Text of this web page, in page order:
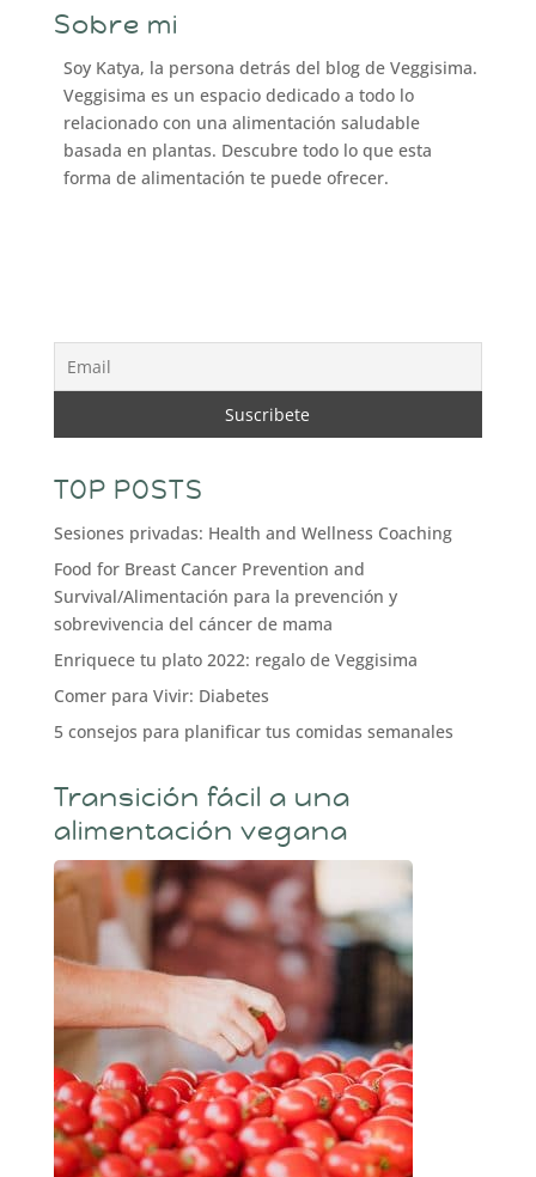
Sobre mi
Soy Katya, la persona detrás del blog de Veggisima.
Veggisima es un espacio dedicado a todo lo
relacionado con una alimentación saludable
basada en plantas. Descubre todo lo que esta
forma de alimentación te puede ofrecer.
TOP POSTS
Sesiones privadas: Health and Wellness Coaching
Food for Breast Cancer Prevention and
Survival/Alimentación para la prevención y
sobrevivencia del cáncer de mama
Enriquece tu plato 2022: regalo de Veggisima
Comer para Vivir: Diabetes
5 consejos para planificar tus comidas semanales
Transición fácil a una
alimentación vegana